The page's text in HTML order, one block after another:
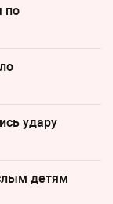
по
удару
детям